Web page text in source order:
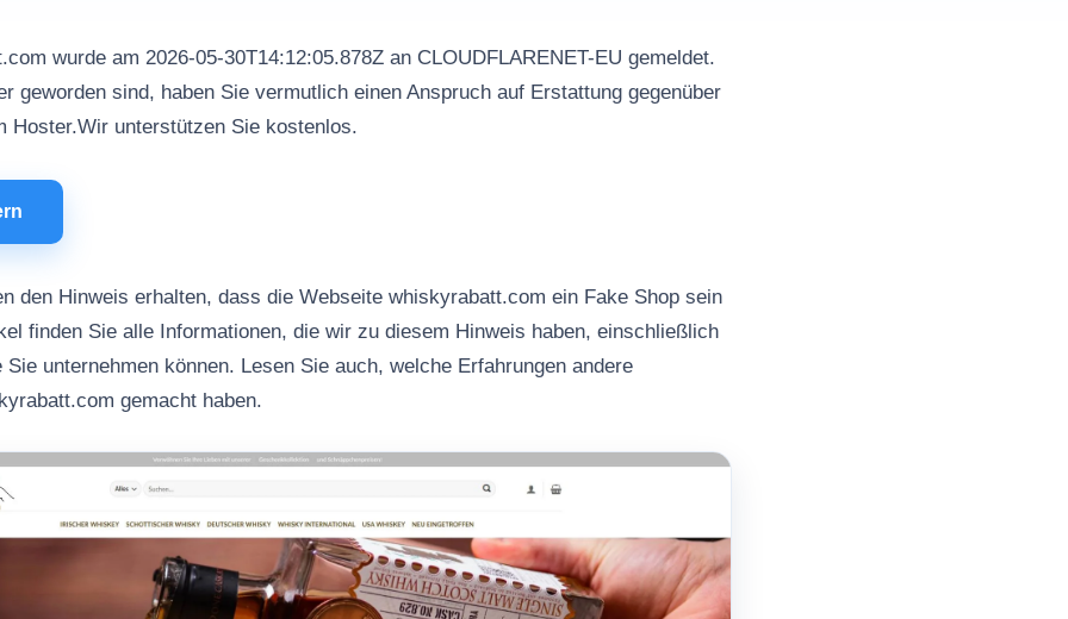
wurde am 2026-05-30T14:12:05.878Z an CLOUDFLARENET-EU gemeldet.
geworden sind, haben Sie vermutlich einen Anspruch auf Erstattung gegenüber
Hoster.Wir unterstützen Sie kostenlos.
den Hinweis erhalten, dass die Webseite whiskyrabatt.com ein Fake Shop sein
finden Sie alle Informationen, die wir zu diesem Hinweis haben, einschließlich
unternehmen können. Lesen Sie auch, welche Erfahrungen andere
gemacht haben.